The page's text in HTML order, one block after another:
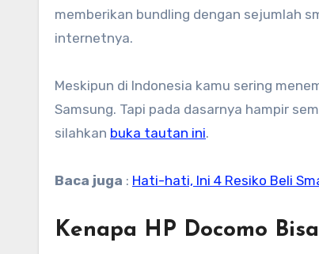
memberikan bundling dengan sejumlah
internetnya.
Meskipun di Indonesia kamu sering
Samsung. Tapi pada dasarnya hampir
silahkan buka tautan ini.
Baca juga : Hati-hati, Ini 4 Resiko Beli
Kenapa HP Docomo